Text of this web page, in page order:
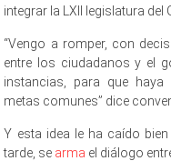
integrar la LXII legislatura del
“Vengo a romper, con
entre los ciudadanos y el
instancias, para que
metas comunes” dice
Y esta idea le ha caído
tarde, se arma el diálogo